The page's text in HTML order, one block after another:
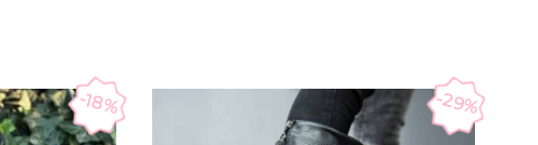
-18% -29%